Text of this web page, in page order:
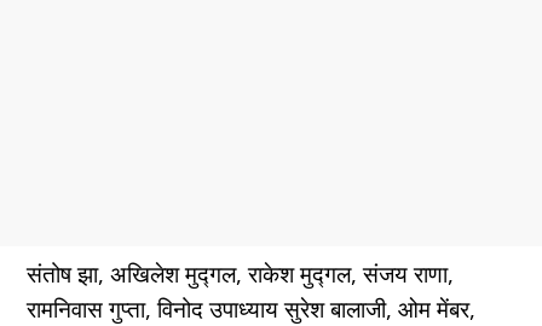
संतोष झा, अखिलेश मुद्गल, राकेश मुद्गल, संजय राणा,
रामनिवास गुप्ता, विनोद उपाध्याय सुरेश बालाजी, ओम मेंबर,